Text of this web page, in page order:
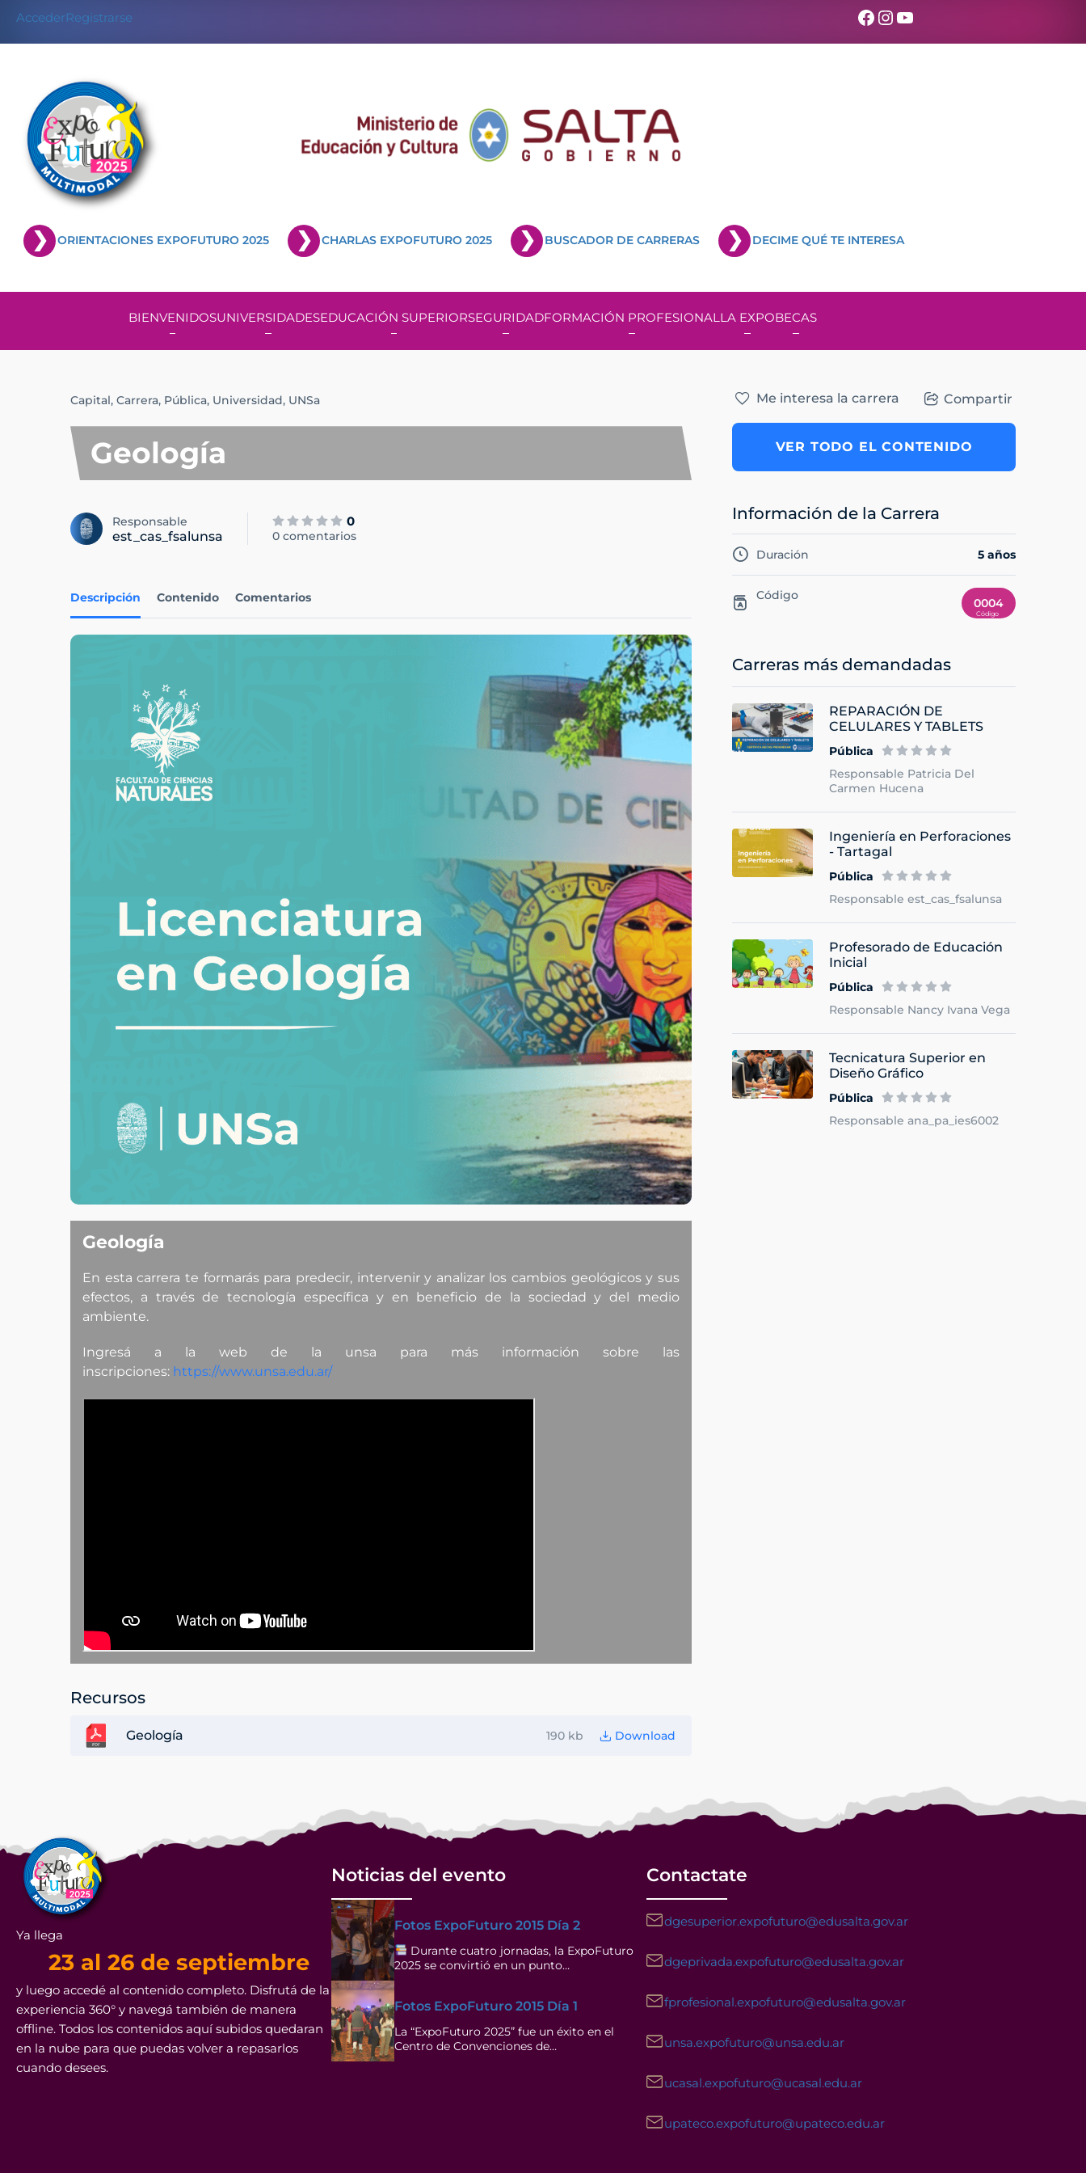
AccederRegistrarse Facebook
Instagram
YouTube
ORIENTACIONES EXPOFUTURO 2025 CHARLAS EXPOFUTURO 2025 BUSCADOR DE CARRERAS DECIME QUÉ TE INTERESA
BIENVENIDOSUNIVERSIDADESEDUCACIÓN SUPERIORSEGURIDADFORMACIÓN PROFESIONALLA EXPOBECAS
Capital, Carrera, Pública, Universidad, UNSa
Geología
Responsable
est_cas_fsalunsa
0
0 comentarios
Descripción Contenido Comentarios
Geología
En esta carrera te formarás para predecir, intervenir y analizar los cambios geológicos y sus
efectos, a través de tecnología específica y en beneficio de la sociedad y del medio
ambiente.
Ingresá a la web de la unsa para más información sobre las
inscripciones: https://www.unsa.edu.ar/
Recursos
Geología 190 kb Download
Me interesa la carrera Compartir
VER TODO EL CONTENIDO
Información de la Carrera
Duración 5 años
Código
0004
Carreras más demandadas
REPARACIÓN DE
CELULARES Y TABLETS
Pública
Responsable Patricia Del
Carmen Hucena
Ingeniería en Perforaciones
- Tartagal
Pública
Responsable est_cas_fsalunsa
Profesorado de Educación
Inicial
Pública
Responsable Nancy Ivana Vega
Tecnicatura Superior en
Diseño Gráfico
Pública
Responsable ana_pa_ies6002
Ya llega
23 al 26 de septiembre
y luego accedé al contenido completo. Disfrutá de la
experiencia 360° y navegá también de manera
offline. Todos los contenidos aquí subidos quedaran
en la nube para que puedas volver a repasarlos
cuando desees.
Noticias del evento
Fotos ExpoFuturo 2015 Día 2
Durante cuatro jornadas, la ExpoFuturo
2025 se convirtió en un punto…
Fotos ExpoFuturo 2015 Día 1
La “ExpoFuturo 2025” fue un éxito en el
Centro de Convenciones de…
Contactate
dgesuperior.expofuturo@edusalta.gov.ar
dgeprivada.expofuturo@edusalta.gov.ar
fprofesional.expofuturo@edusalta.gov.ar
unsa.expofuturo@unsa.edu.ar
ucasal.expofuturo@ucasal.edu.ar
upateco.expofuturo@upateco.edu.ar